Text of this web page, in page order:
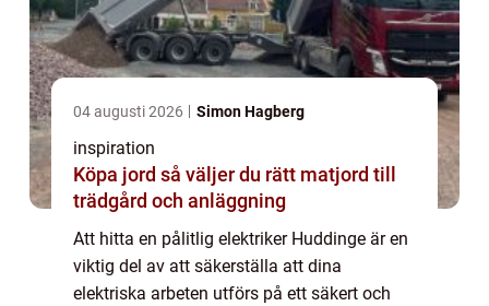
04 augusti 2026 Simon Hagberg
inspiration
Köpa jord så väljer du rätt matjord till
trädgård och anläggning
Att hitta en pålitlig elektriker Huddinge är en
viktig del av att säkerställa att dina
elektriska arbeten utförs på ett säkert och